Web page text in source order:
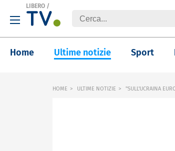
LIBERO /
Home Ultime notizie Sport
HOME ULTIME NOTIZIE "SULL'UCRAINA